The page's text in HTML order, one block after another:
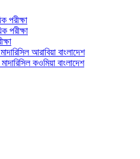
পরীক্ষা
পরীক্ষা
আরাবিয়া বাংলাদেশ
কওমিয়া বাংলাদেশ